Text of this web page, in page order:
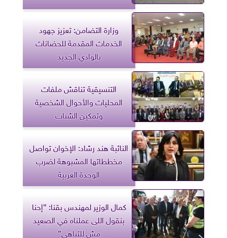
وزارة التضامن: تعزيز جهود
الخدمات المقدمة للحضانات
بالوادي الجديد
التنسيقية تناقش ملفات
المحليات والأحوال الشخصية
وتمكين الشباب
النائبة هند رشاد: الإخوان تواصل
مخططاتها المشبوهة لضرب
الوحدة العربية
كمال الوزير لمهندس بقنا: ”إحنا
بنقول اللى عملناه في الصعيد
مش للتباهي”